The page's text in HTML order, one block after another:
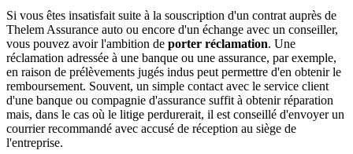
Si vous êtes insatisfait suite à la souscription d'un contrat auprès de
Thelem Assurance auto ou encore d'un échange avec un conseiller,
vous pouvez avoir l'ambition de porter réclamation. Une
réclamation adressée à une banque ou une assurance, par exemple,
en raison de prélèvements jugés indus peut permettre d'en obtenir le
remboursement. Souvent, un simple contact avec le service client
d'une banque ou compagnie d'assurance suffit à obtenir réparation
mais, dans le cas où le litige perdurerait, il est conseillé d'envoyer un
courrier recommandé avec accusé de réception au siège de
l'entreprise.